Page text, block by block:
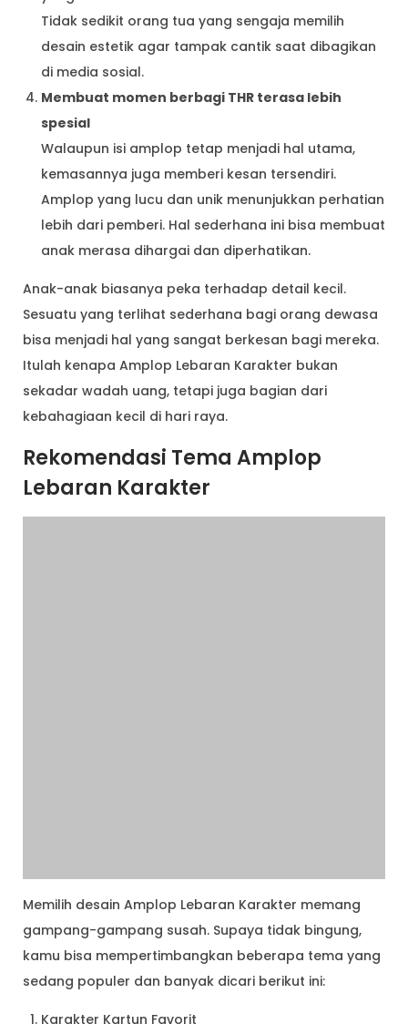
Tidak sedikit orang tua yang sengaja memilih
desain estetik agar tampak cantik saat dibagikan
di media sosial.
Membuat momen berbagi THR terasa lebih
spesial
Walaupun isi amplop tetap menjadi hal utama,
kemasannya juga memberi kesan tersendiri.
Amplop yang lucu dan unik menunjukkan perhatian
lebih dari pemberi. Hal sederhana ini bisa membuat
anak merasa dihargai dan diperhatikan.
Anak-anak biasanya peka terhadap detail kecil.
Sesuatu yang terlihat sederhana bagi orang dewasa
bisa menjadi hal yang sangat berkesan bagi mereka.
Itulah kenapa Amplop Lebaran Karakter bukan
sekadar wadah uang, tetapi juga bagian dari
kebahagiaan kecil di hari raya.
Rekomendasi Tema Amplop
Lebaran Karakter
Memilih desain Amplop Lebaran Karakter memang
gampang-gampang susah. Supaya tidak bingung,
kamu bisa mempertimbangkan beberapa tema yang
sedang populer dan banyak dicari berikut ini:
Karakter Kartun Favorit